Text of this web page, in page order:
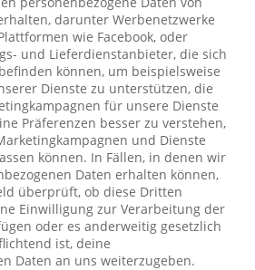
darunter Werbenetzwerke
wie Facebook, oder
und Lieferdienstanbieter, die sich
können, um beispielsweise
Dienste zu unterstützen, die
für unsere Dienste
Präferenzen besser zu verstehen,
und Dienste
können. In Fällen, in denen wir
Daten erhalten können,
überprüft, ob diese Dritten
Einwilligung zur Verarbeitung der
oder es anderweitig gesetzlich
ist, deine
Daten an uns weiterzugeben.